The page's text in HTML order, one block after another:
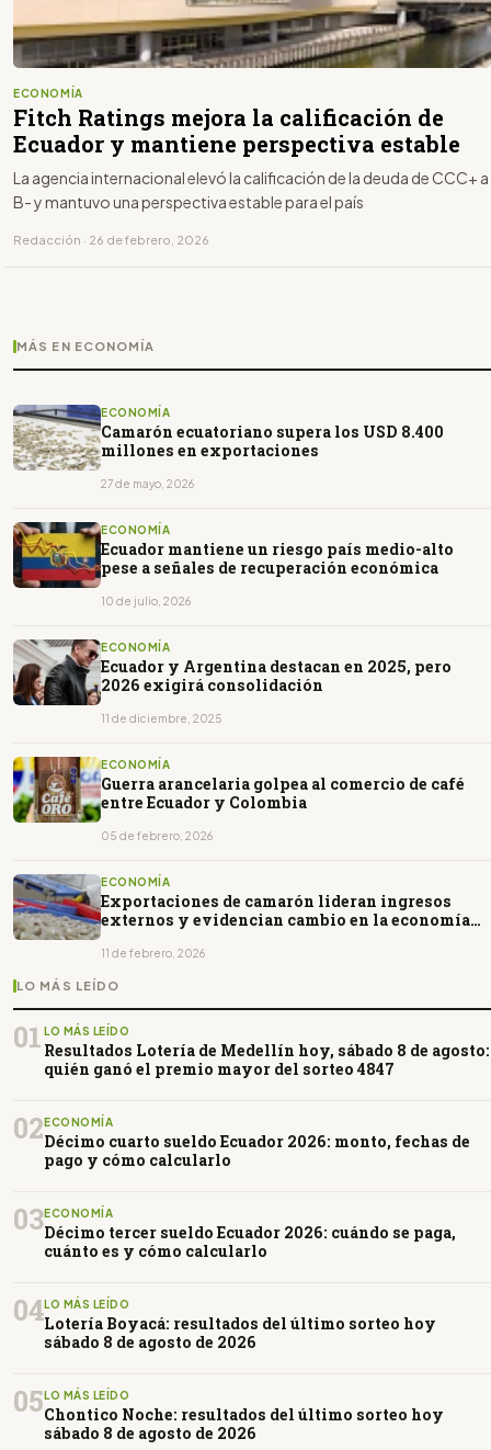
ECONOMÍA
Fitch Ratings mejora la calificación de
Ecuador y mantiene perspectiva estable
La agencia internacional elevó la calificación de la deuda de CCC+ a
B- y mantuvo una perspectiva estable para el país
Redacción · 26 de febrero, 2026
MÁS EN ECONOMÍA
ECONOMÍA
Camarón ecuatoriano supera los USD 8.400
millones en exportaciones
27 de mayo, 2026
ECONOMÍA
Ecuador mantiene un riesgo país medio-alto
pese a señales de recuperación económica
10 de julio, 2026
ECONOMÍA
Ecuador y Argentina destacan en 2025, pero
2026 exigirá consolidación
11 de diciembre, 2025
ECONOMÍA
Guerra arancelaria golpea al comercio de café
entre Ecuador y Colombia
05 de febrero, 2026
ECONOMÍA
Exportaciones de camarón lideran ingresos
externos y evidencian cambio en la economía
11 de febrero, 2026
LO MÁS LEÍDO
01 LO MÁS LEÍDO
Resultados Lotería de Medellín hoy, sábado 8 de agosto:
quién ganó el premio mayor del sorteo 4847
02 ECONOMÍA
Décimo cuarto sueldo Ecuador 2026: monto, fechas de
pago y cómo calcularlo
03ECONOMÍA
Décimo tercer sueldo Ecuador 2026: cuándo se paga,
cuánto es y cómo calcularlo
04LO MÁS LEÍDO
Lotería Boyacá: resultados del último sorteo hoy
sábado 8 de agosto de 2026
05 LO MÁS LEÍDO
Chontico Noche: resultados del último sorteo hoy
sábado 8 de agosto de 2026